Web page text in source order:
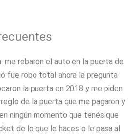
me robaron el auto en la puerta de
fue robo total ahora la pregunta
la puerta en 2018 y me piden
de la puerta que me pagaron y
ningún momento que tenés que
de lo que le haces o le pasa al